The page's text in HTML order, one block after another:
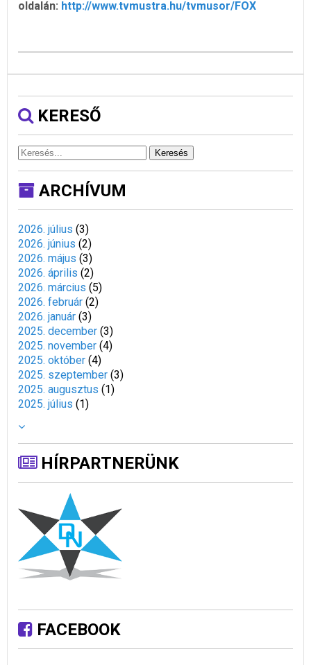
oldalán: http://www.tvmustra.hu/tvmusor/FOX
KERESŐ
Keresés
ARCHÍVUM
2026. július (3)
2026. június (2)
2026. május (3)
2026. április (2)
2026. március (5)
2026. február (2)
2026. január (3)
2025. december (3)
2025. november (4)
2025. október (4)
2025. szeptember (3)
2025. augusztus (1)
2025. július (1)
HÍRPARTNERÜNK
FACEBOOK